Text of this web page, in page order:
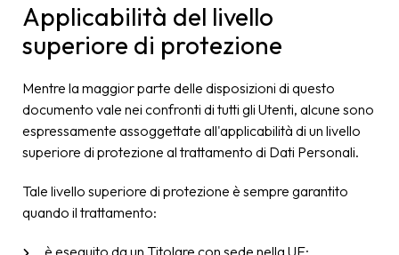
Applicabilità del livello
superiore di protezione
Mentre la maggior parte delle disposizioni di questo
documento vale nei confronti di tutti gli Utenti, alcune sono
espressamente assoggettate all'applicabilità di un livello
superiore di protezione al trattamento di Dati Personali.
Tale livello superiore di protezione è sempre garantito
quando il trattamento:
è eseguito da un Titolare con sede nella UE;